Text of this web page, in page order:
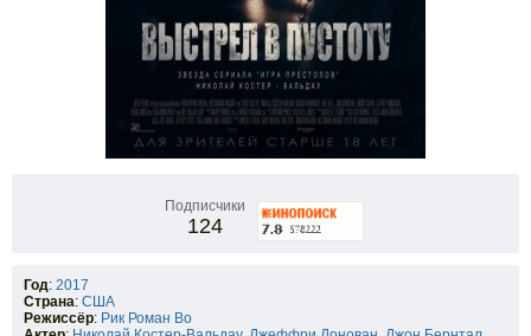
Подписчики
124
Год: 2017
Страна: США
Режиссёр: Рик Роман Во